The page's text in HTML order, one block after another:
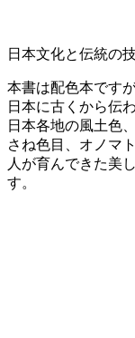
日本文化と伝統の
本書は配色本です
日本に古くから伝
日本各地の風土色
さね色目、オノマ
人が育んできた美
す。